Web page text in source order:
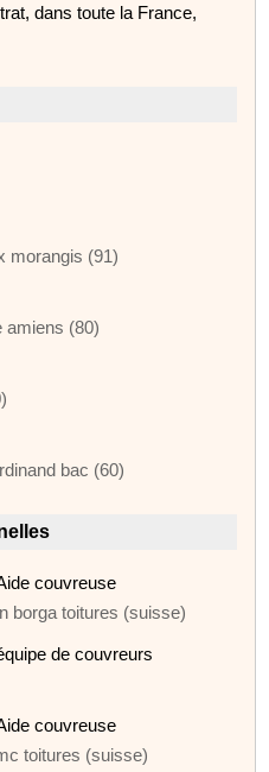
dans toute la France,
morangis (91)
amiens (80)
bac (60)
couvreuse
borga toitures (suisse)
de couvreurs
couvreuse
toitures (suisse)